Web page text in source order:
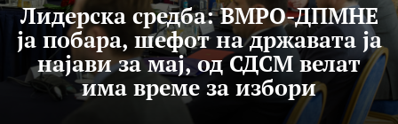
Лидерска средба: ВМРО-ДПМНЕ
ја побара, шефот на државата ја
најави за мај, од СДСМ велат
има време за избори